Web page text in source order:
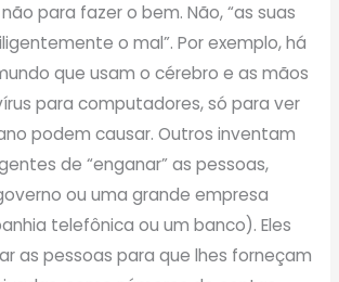
para fazer o bem. Não, “as suas
o mal”. Por exemplo, há
que usam o cérebro e as mãos
para computadores, só para ver
podem causar. Outros inventam
de “enganar” as pessoas,
ou uma grande empresa
telefônica ou um banco). Eles
as pessoas para que lhes forneçam